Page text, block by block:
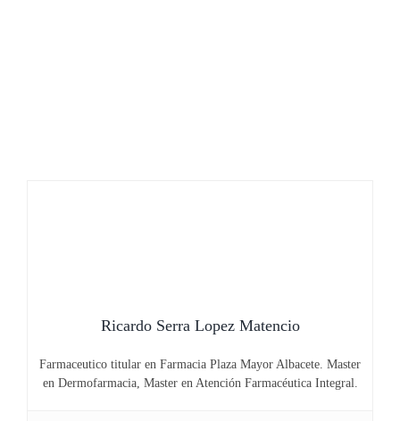
Ricardo Serra Lopez Matencio
Farmaceutico titular en Farmacia Plaza Mayor Albacete. Master
en Dermofarmacia, Master en Atención Farmacéutica Integral.